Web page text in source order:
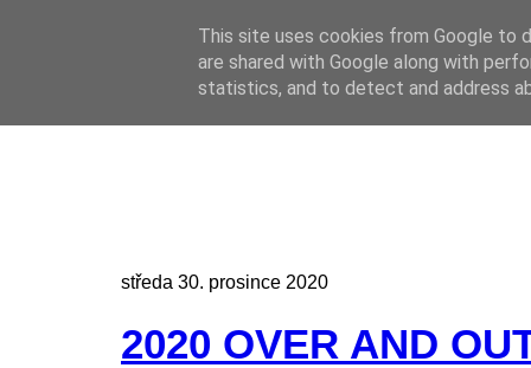
Online casino
Online casino
středa 30. prosince 2020
2020 OVER AND
This site uses cookies from Google to
are shared with Google along with
statistics, and to detect and address